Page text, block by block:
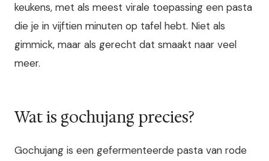
keukens, met als meest virale toepassing een pasta
die je in vijftien minuten op tafel hebt. Niet als
gimmick, maar als gerecht dat smaakt naar veel
meer.
Wat is gochujang precies?
Gochujang is een gefermenteerde pasta van rode